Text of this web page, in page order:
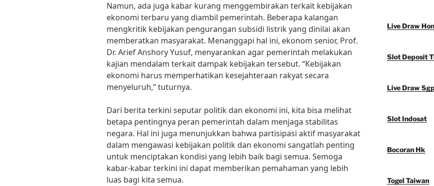
Namun, ada juga kabar kurang menggembirakan terkait kebijakan
ekonomi terbaru yang diambil pemerintah. Beberapa kalangan
mengkritik kebijakan pengurangan subsidi listrik yang dinilai akan
memberatkan masyarakat. Menanggapi hal ini, ekonom senior, Prof.
Dr. Arief Anshory Yusuf, menyarankan agar pemerintah melakukan
kajian mendalam terkait dampak kebijakan tersebut. “Kebijakan
ekonomi harus memperhatikan kesejahteraan rakyat secara
menyeluruh,” tuturnya.
Dari berita terkini seputar politik dan ekonomi ini, kita bisa melihat
betapa pentingnya peran pemerintah dalam menjaga stabilitas
negara. Hal ini juga menunjukkan bahwa partisipasi aktif masyarakat
dalam mengawasi kebijakan politik dan ekonomi sangatlah penting
untuk menciptakan kondisi yang lebih baik bagi semua. Semoga
kabar-kabar terkini ini dapat memberikan pemahaman yang lebih
luas bagi kita semua.
Live Draw
Slot Deposit
Live Draw
Slot Indosat
Bocoran Hk
Togel Taiwan